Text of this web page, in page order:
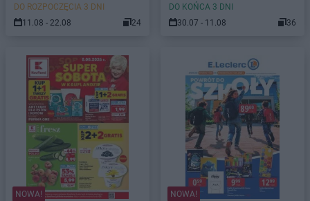
DO ROZPOCZĘCIA 3 DNI
11.08 - 22.08
24
DO KOŃCA 3 DNI
30.07 - 11.08
36
NOWA!
NOWA!